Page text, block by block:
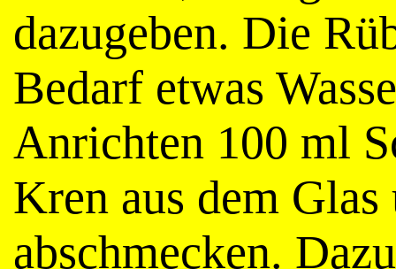
dazugeben. Die
Bedarf etwas
Anrichten 100 ml
Kren aus dem
abschmecken.